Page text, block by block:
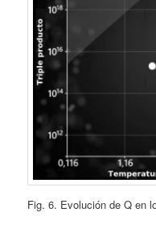
Fig. 6. Evolución de Q en